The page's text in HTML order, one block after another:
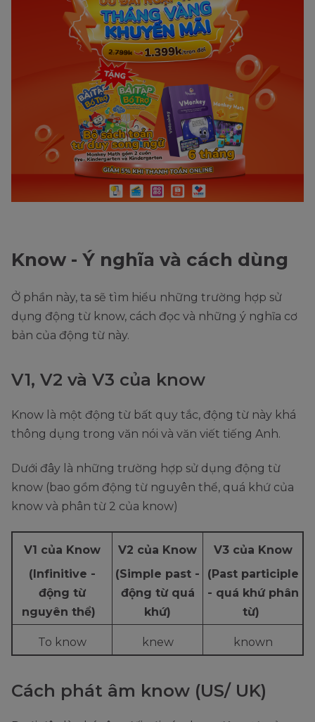
Know - Ý nghĩa và cách dùng
Ở phần này, ta sẽ tìm hiểu những trường hợp sử
dụng động từ know, cách đọc và những ý nghĩa cơ
bản của động từ này.
V1, V2 và V3 của know
Know là một động từ bất quy tắc, động từ này khá
thông dụng trong văn nói và văn viết tiếng Anh.
Dưới đây là những trường hợp sử dụng động từ
know (bao gồm động từ nguyên thể, quá khứ của
know và phân từ 2 của know)
V1 của Know
(Infinitive -
động từ
nguyên thể)
V2 của Know
(Simple past -
động từ quá
khứ)
V3 của Know
(Past participle
- quá khứ phân
từ)
To know knew known
Cách phát âm know (US/ UK)